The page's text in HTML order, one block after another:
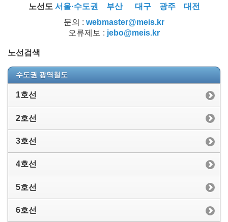
노선도 서울·수도권 부산 대구 광주
대전
문의 : webmaster@meis.kr
오류제보 : jebo@meis.kr
노선검색
수도권 광역철도
1호선
2호선
3호선
4호선
5호선
6호선